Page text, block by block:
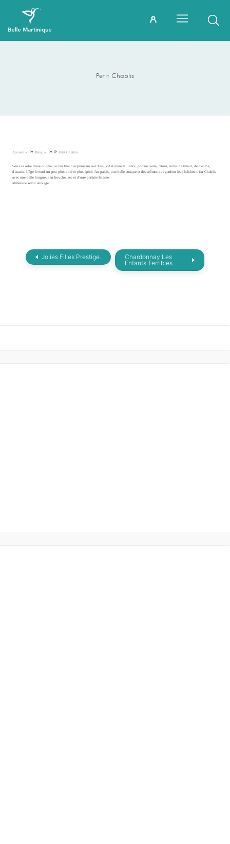
Petit Chablis
Accueil » Blog » » Petit Chablis
Sous sa robe claire or pâle, ce vin blanc exprime un nez frais, vif et minéral : silex, pomme verte, citron, notes de tilleul, de menthe,
d’acacia. L’âge le rend un peu plus doré et plus épicé. Au palais, une belle attaque et des arômes qui gardent leur fraîcheur. Un Chablis
avec une belle longueur en bouche, sec et d’une parfaite finesse.
Millésime selon arrivage.
Jolies Filles Prestige.
Chardonnay Les
Enfants Terribles.